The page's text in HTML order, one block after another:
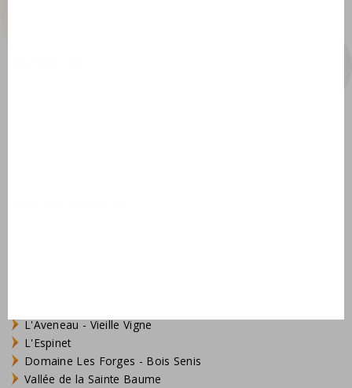
L'Aveneau - Vieille Vigne
L'Espinet
Domaine Les Forges - Bois Senis
Vallée de la Sainte Baume